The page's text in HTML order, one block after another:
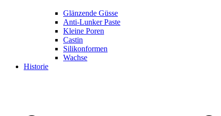
Glänzende Güsse
Anti-Lunker Paste
Kleine Poren
Castin
Silikonformen
Wachse
Historie